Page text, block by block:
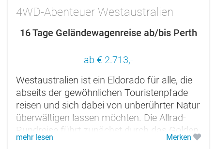
4WD-Abenteuer Westaustralien
16 Tage Geländewagenreise ab/bis Perth
ab € 2.713,-
Westaustralien ist ein Eldorado für alle, die
abseits der gewöhnlichen Touristenpfade
reisen und sich dabei von unberührter Natur
überwältigen lassen möchten. Die Allrad-
Rundreise führt zunächst durch das Golden
Outback und auf...
mehr lesen Merken